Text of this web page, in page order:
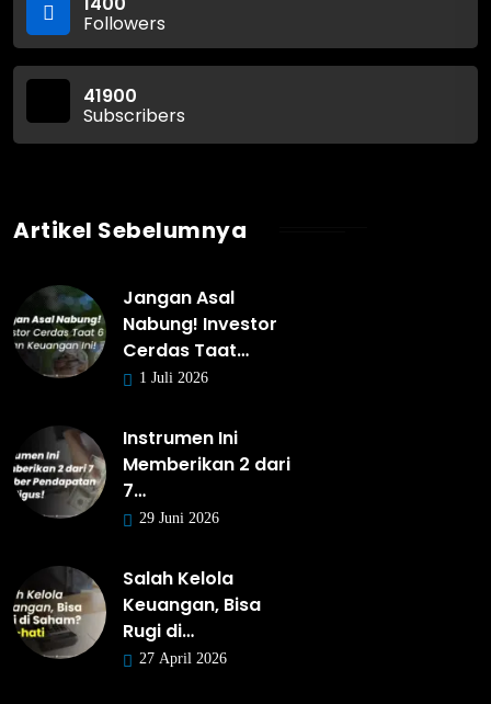
Followers
41900
Subscribers
Artikel Sebelumnya
Jangan Asal
Nabung! Investor
Cerdas Taat…
1 Juli 2026
Instrumen Ini
Memberikan 2 dari
7…
29 Juni 2026
Salah Kelola
Keuangan, Bisa
Rugi di…
27 April 2026